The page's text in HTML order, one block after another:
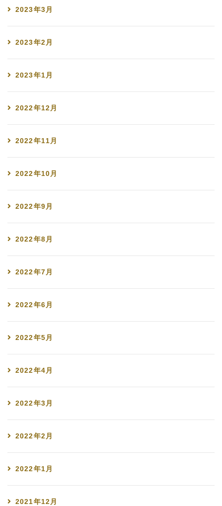
2023年3月
2023年2月
2023年1月
2022年12月
2022年11月
2022年10月
2022年9月
2022年8月
2022年7月
2022年6月
2022年5月
2022年4月
2022年3月
2022年2月
2022年1月
2021年12月